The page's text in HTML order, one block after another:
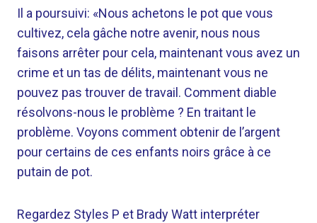
Il a poursuivi: «Nous achetons le pot que vous
cultivez, cela gâche notre avenir, nous nous
faisons arrêter pour cela, maintenant vous avez un
crime et un tas de délits, maintenant vous ne
pouvez pas trouver de travail. Comment diable
résolvons-nous le problème ? En traitant le
problème. Voyons comment obtenir de l’argent
pour certains de ces enfants noirs grâce à ce
putain de pot.
Regardez Styles P et Brady Watt interpréter